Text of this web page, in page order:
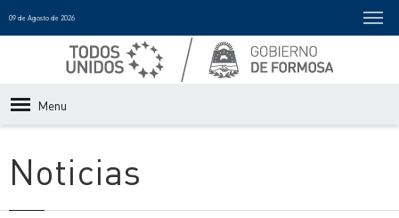
09 de Agosto de 2026
Menu
Noticias